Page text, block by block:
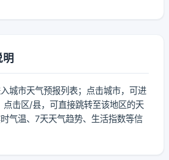
城市天气预报列表；点击城市，可进
点击区/县，可直接跳转至该地区的天
气温、7天天气趋势、生活指数等信